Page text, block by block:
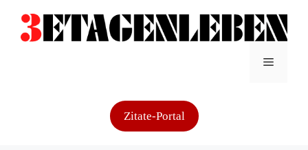
Inhalt
springen
Menü
Zitate-Portal